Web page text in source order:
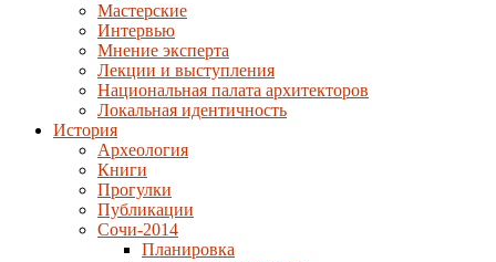
Мастерские
Интервью
Мнение эксперта
Лекции и выступления
Национальная палата архитекторов
Локальная идентичность
История
Археология
Книги
Прогулки
Публикации
Сочи-2014
Планировка